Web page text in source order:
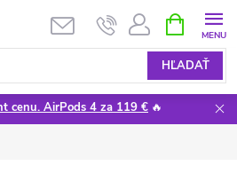
HĽADAŤ
KOŠÍK
cenu. AirPods 4 za 119 € 🔥